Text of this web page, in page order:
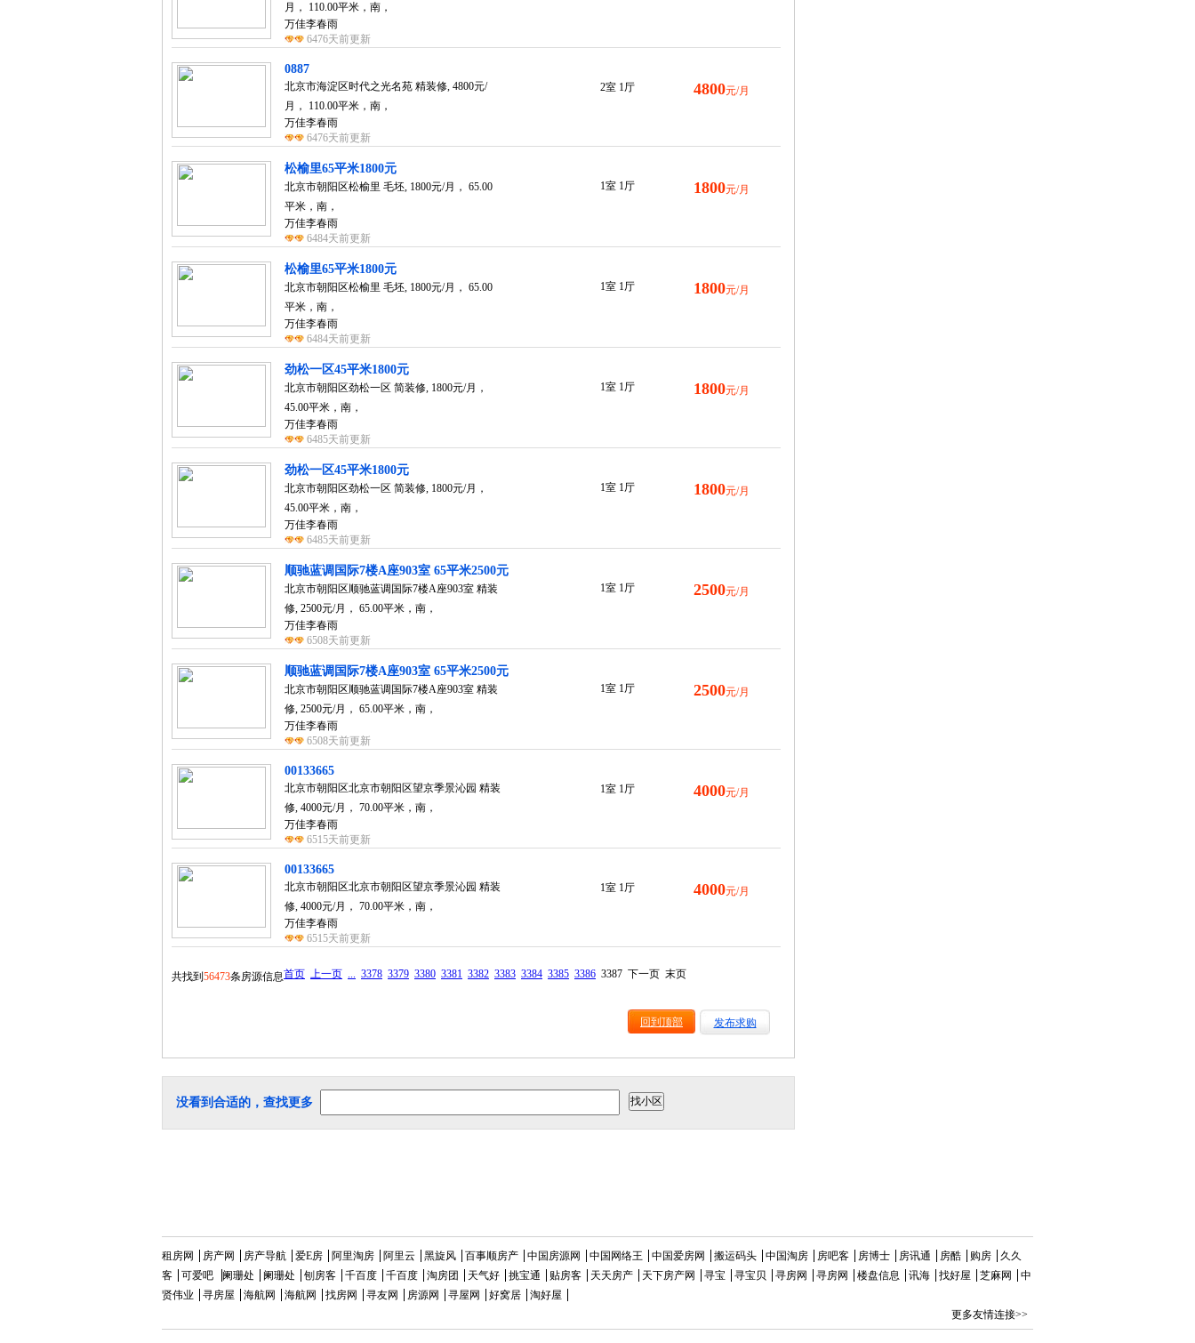
月， 110.00平米，南，
万佳李春雨
6476天前更新
0887
北京市海淀区时代之光名苑 精装修, 4800元/
月， 110.00平米，南，
万佳李春雨
6476天前更新
2室 1厅 4800元/月
松榆里65平米1800元
北京市朝阳区松榆里 毛坯, 1800元/月， 65.00
平米，南，
万佳李春雨
6484天前更新
1室 1厅 1800元/月
松榆里65平米1800元
北京市朝阳区松榆里 毛坯, 1800元/月， 65.00
平米，南，
万佳李春雨
6484天前更新
1室 1厅 1800元/月
劲松一区45平米1800元
北京市朝阳区劲松一区 简装修, 1800元/月，
45.00平米，南，
万佳李春雨
6485天前更新
1室 1厅 1800元/月
劲松一区45平米1800元
北京市朝阳区劲松一区 简装修, 1800元/月，
45.00平米，南，
万佳李春雨
6485天前更新
1室 1厅 1800元/月
顺驰蓝调国际7楼A座903室 65平米2500元
北京市朝阳区顺驰蓝调国际7楼A座903室 精装
修, 2500元/月， 65.00平米，南，
万佳李春雨
6508天前更新
1室 1厅 2500元/月
顺驰蓝调国际7楼A座903室 65平米2500元
北京市朝阳区顺驰蓝调国际7楼A座903室 精装
修, 2500元/月， 65.00平米，南，
万佳李春雨
6508天前更新
1室 1厅 2500元/月
00133665
北京市朝阳区北京市朝阳区望京季景沁园 精装
修, 4000元/月， 70.00平米，南，
万佳李春雨
6515天前更新
1室 1厅 4000元/月
00133665
北京市朝阳区北京市朝阳区望京季景沁园 精装
修, 4000元/月， 70.00平米，南，
万佳李春雨
6515天前更新
1室 1厅 4000元/月
共找到 56473条房源信息首页 上一页 ... 3378 3379 3380 3381 3382 3383 3384 3385 3386 3387 下一页 末页
发布求购
回到顶部
没看到合适的，查找更多
租房网 房产网 房产导航 爱E房 阿里淘房 阿里云 黑旋风 百事顺房产 中国房源网 中国网络王 中国爱房网 搬运码头 中国淘房 房吧客 房博士 房讯通 房酷 购房
久久
客
可爱吧 阑珊处 阑珊处 刨房客 千百度 千百度 淘房团 天气好 挑宝通 贴房客 天天房产 天下房产网 寻宝 寻宝贝 寻房网 寻房网 楼盘信息 讯海 找好屋 芝麻网
中
贤伟业
寻房屋 海航网 海航网 找房网 寻友网 房源网 寻屋网 好窝居
淘好屋
更多友情连接>>